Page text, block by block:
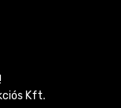
Kft.